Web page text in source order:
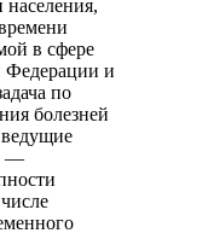
населения,
в сфере
Федерации и
по
болезней
—